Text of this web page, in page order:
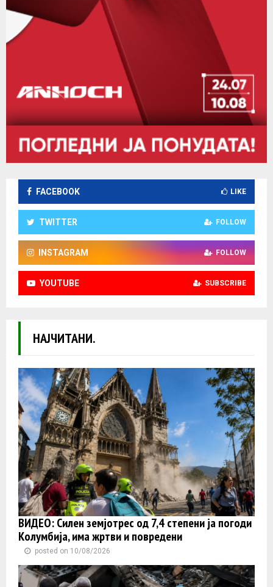
FACEBOOK LIKE
TWITTER FOLLOW
INSTAGRAM FOLLOW
YOUTUBE SUBSCRIBE
НАЈЧИТАНИ.
ВИДЕО: Силен земјотрес од 7,4 степени ја погоди
Колумбија, има жртви и повредени
posted on 10/08/2026